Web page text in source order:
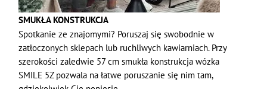
SMUKŁA KONSTRUKCJA
Spotkanie ze znajomymi? Poruszaj się swobodnie w
zatłoczonych sklepach lub ruchliwych kawiarniach. Przy
szerokości zaledwie 57 cm smukła konstrukcja wózka
SMILE 5Z pozwala na łatwe poruszanie się nim tam,